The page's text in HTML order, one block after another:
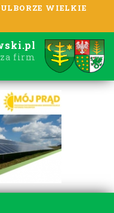
WIELKIE
firm